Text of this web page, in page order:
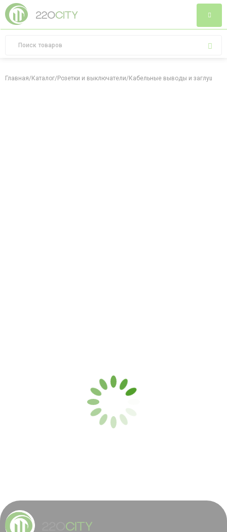
Главная/Каталог/Розетки и выключатели/Кабельные выводы и заглушки